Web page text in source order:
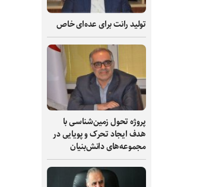
تولید رانت برای عده‌ای خاص
پروژه تحول زمین‌شناسی با
هدف ایجاد تحرک و پویایی در
مجموعه‌های دانش‌بنیان